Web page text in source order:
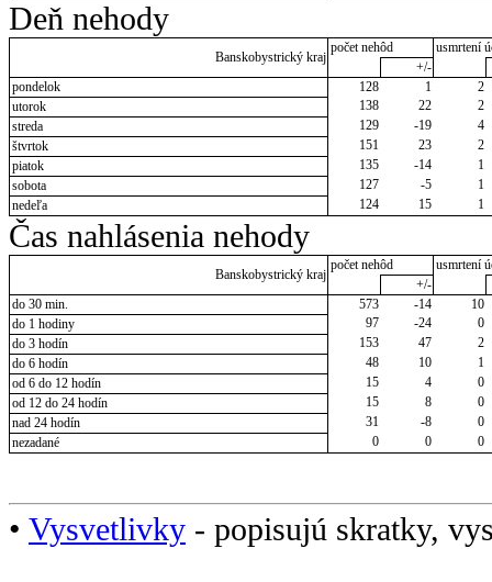
Deň nehody
Banskobystrický kraj
počet nehôd
usmrtení
+/-
pondelok
128 1
2
utorok
138 22
2
streda
129 -19
4
štvrtok
151 23
2
piatok
135 -14
1
sobota
127 -5
1
nedeľa
124 15 1
Čas nahlásenia nehody
Banskobystrický kraj
počet nehôd
usmrtení
+/-
do 30 min.
573 -14
10
do 1 hodiny
97 -24
0
do 3 hodín
153 47
2
do 6 hodín
48 10
1
od 6 do 12 hodín
15 4
0
od 12 do 24 hodín
15 8
0
nad 24 hodín
31 -8
0
nezadané
0 0 0
• Vysvetlivky - popisujú skratky,